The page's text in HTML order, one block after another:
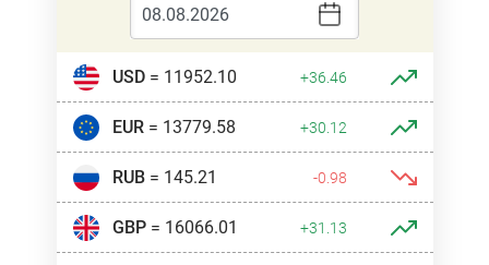
USD= 11952.10 +36.46
EUR= 13779.58 +30.12
RUB= 145.21 -0.98
GBP= 16066.01 +31.13